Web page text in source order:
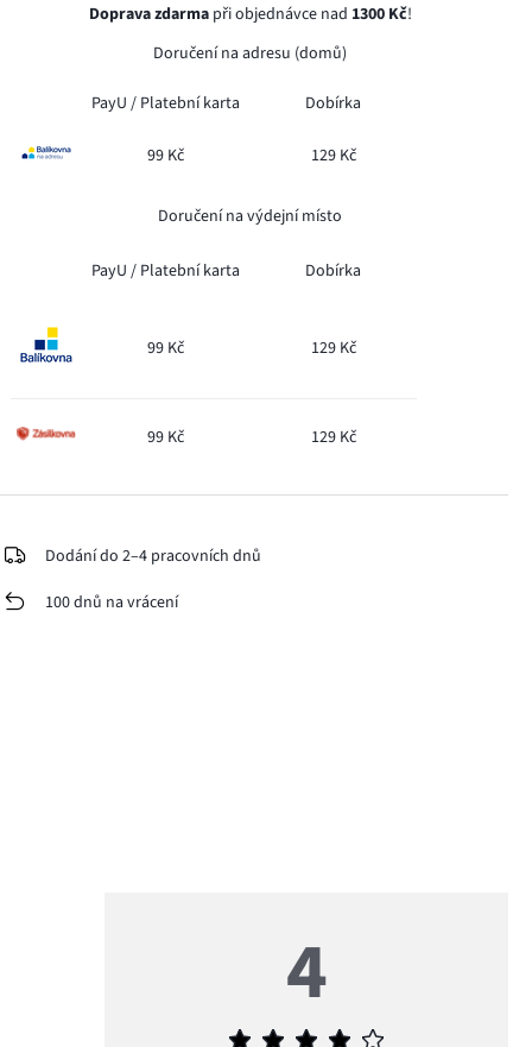
Doprava zdarmapři objednávce nad 1300 Kč!
Doručení na adresu (domů)
PayU / Platební karta Dobírka
99 Kč 129 Kč
Doručení na výdejní místo
PayU / Platební karta Dobírka
99 Kč 129 Kč
99 Kč 129 Kč
Dodání do 2–4 pracovních dnů
100 dnů na vrácení
4
Průměrné